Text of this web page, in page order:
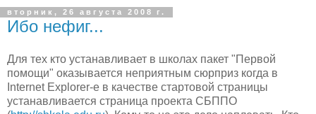
вторник, 26 августа 2008 г.
Ибо нефиг...
Для тех кто устанавливает в школах пакет "Первой
помощи" оказывается неприятным сюрприз когда в
Internet Explorer-е в качестве стартовой страницы
устанавливается страница проекта СБППО